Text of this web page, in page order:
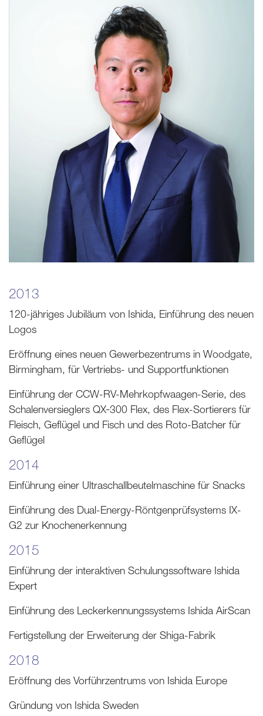
2013
120-jähriges Jubiläum von Ishida, Einführung des neuen
Logos
Eröffnung eines neuen Gewerbezentrums in Woodgate,
Birmingham, für Vertriebs- und Supportfunktionen
Einführung der CCW-RV-Mehrkopfwaagen-Serie, des
Schalenversieglers QX‑300 Flex, des Flex-Sortierers für
Fleisch, Geflügel und Fisch und des Roto-Batcher für
Geflügel
2014
Einführung einer Ultraschallbeutelmaschine für Snacks
Einführung des Dual-Energy-Röntgenprüfsystems IX-
G2 zur Knochenerkennung
2015
Einführung der interaktiven Schulungssoftware Ishida
Expert
Einführung des Leckerkennungssystems Ishida AirScan
Fertigstellung der Erweiterung der Shiga-Fabrik
2018
Eröffnung des Vorführzentrums von Ishida Europe
Gründung von Ishida Sweden